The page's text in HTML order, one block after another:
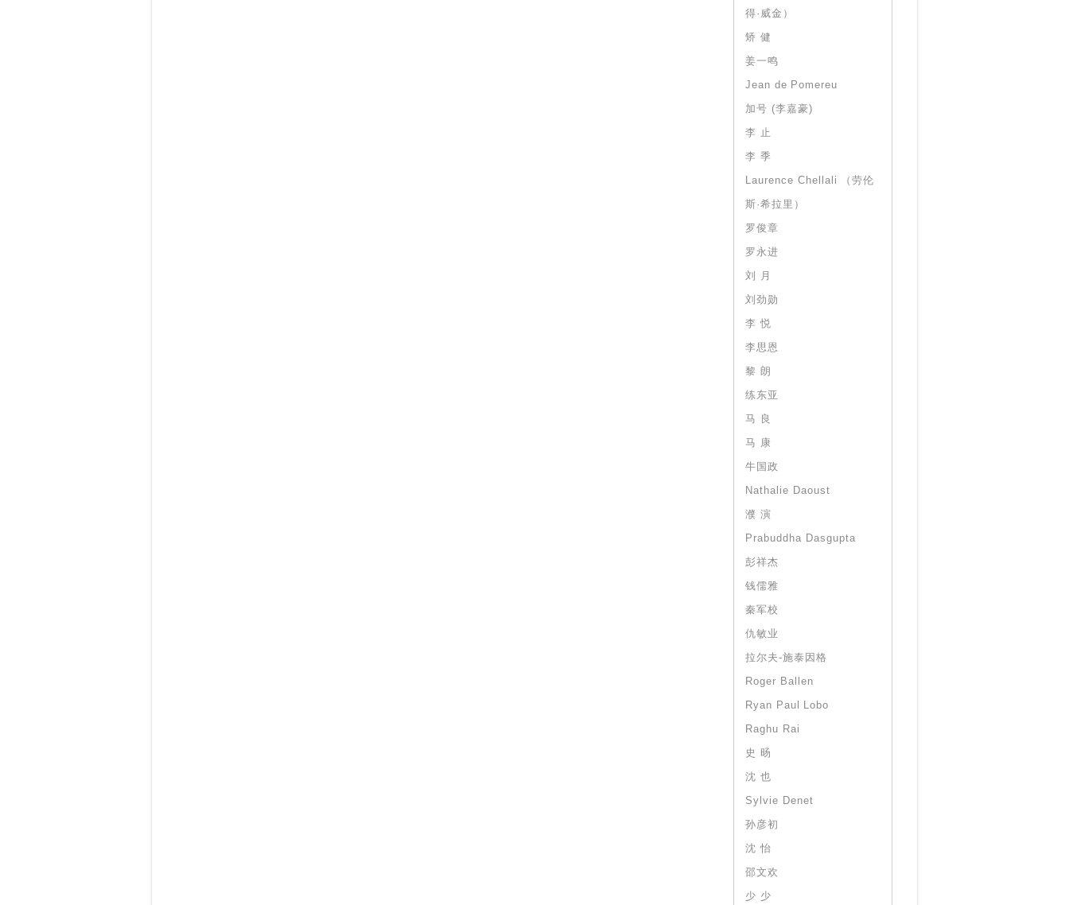
得·威金）
矫 健
姜一鸣
Jean de Pomereu
加号 (李嘉豪)
李 止
李 季
Laurence Chellali （劳伦
斯·希拉里）
罗俊章
罗永进
刘 月
刘劲勋
李 悦
李思恩
黎 朗
练东亚
马 良
马 康
牛国政
Nathalie Daoust
濮 演
Prabuddha Dasgupta
彭祥杰
钱儒雅
秦军校
仇敏业
拉尔夫-施泰因格
Roger Ballen
Ryan Paul Lobo
Raghu Rai
史 旸
沈 也
Sylvie Denet
孙彦初
沈 怡
邵文欢
少 少